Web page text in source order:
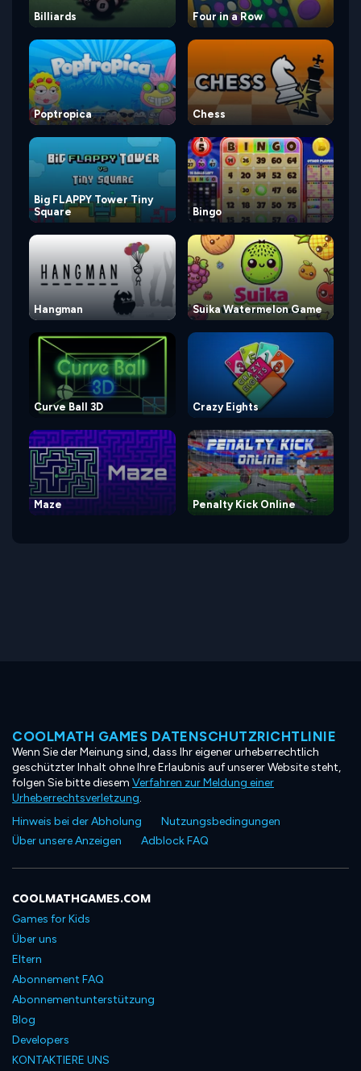
Billiards Four in a Row
Poptropica Chess
Big FLAPPY Tower Tiny
Square
Bingo
Hangman Suika Watermelon Game
Curve Ball 3D Crazy Eights
Maze Penalty Kick Online
COOLMATH GAMES DATENSCHUTZRICHTLINIE
Wenn Sie der Meinung sind, dass Ihr eigener urheberrechtlich
geschützter Inhalt ohne Ihre Erlaubnis auf unserer Website steht,
folgen Sie bitte diesem Verfahren zur Meldung einer
Urheberrechtsverletzung.
Hinweis bei der Abholung
Nutzungsbedingungen
Über unsere Anzeigen
Adblock FAQ
COOLMATHGAMES.COM
Games for Kids
Über uns
Eltern
Abonnement FAQ
Abonnementunterstützung
Blog
Developers
KONTAKTIERE UNS